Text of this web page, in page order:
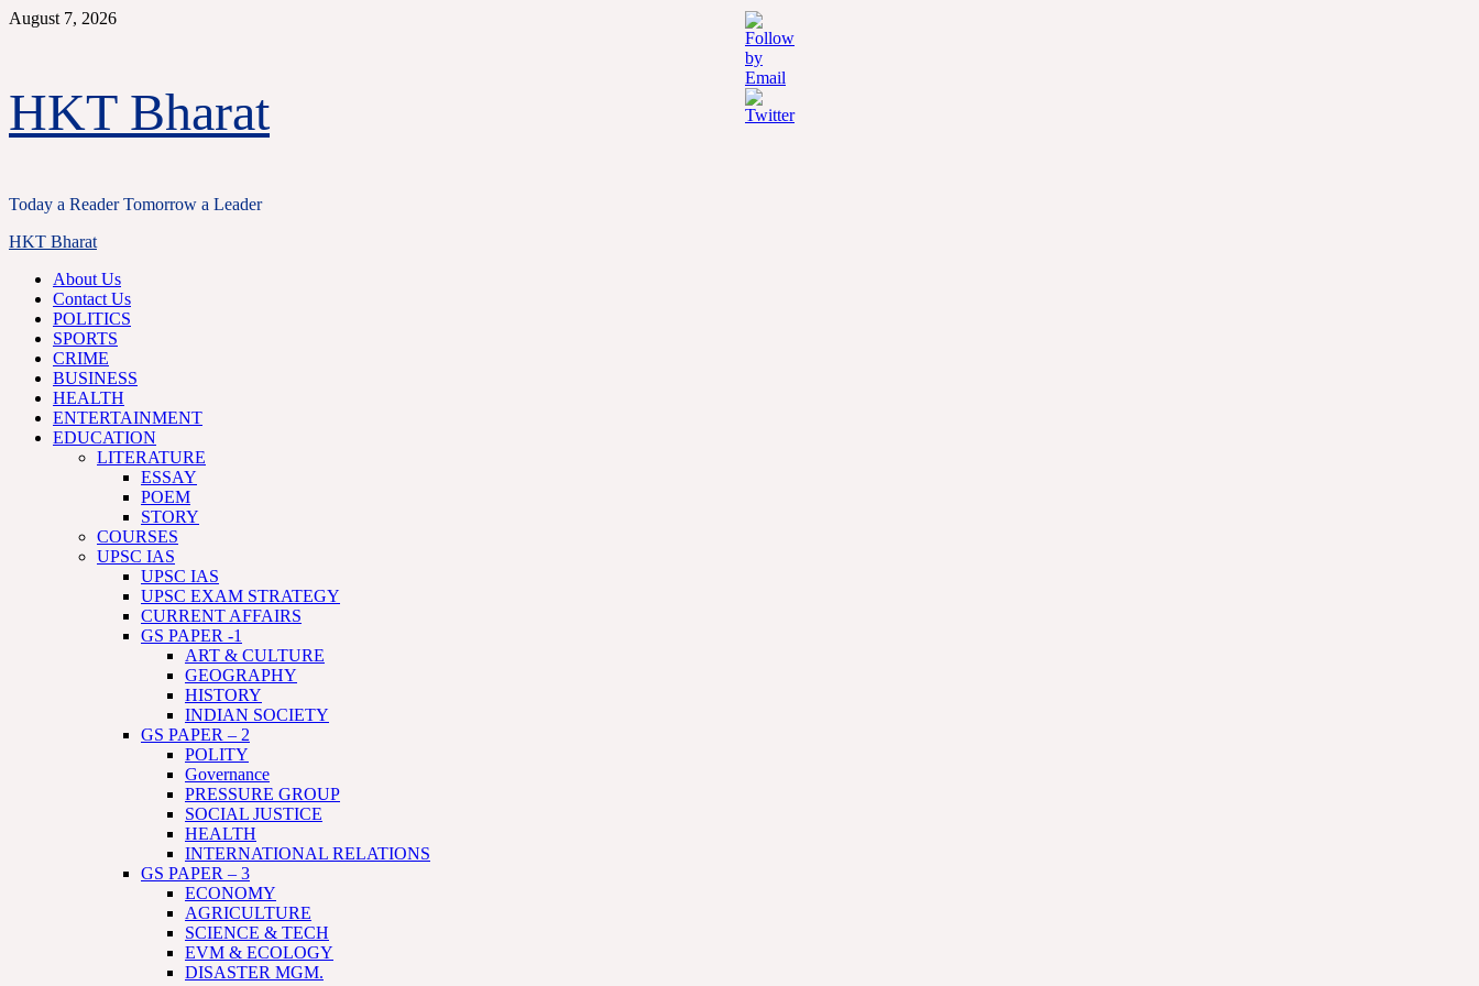
Skip
August 7, 2026
HKT Bharat
Today a Reader Tomorrow a Leader
Primary
HKT Bharat
About Us
Contact Us
POLITICS
SPORTS
CRIME
BUSINESS
HEALTH
ENTERTAINMENT
EDUCATION
LITERATURE
ESSAY
POEM
STORY
COURSES
UPSC IAS
UPSC IAS
UPSC EXAM STRATEGY
CURRENT AFFAIRS
GS PAPER -1
ART & CULTURE
GEOGRAPHY
HISTORY
INDIAN SOCIETY
GS PAPER – 2
POLITY
Governance
PRESSURE GROUP
SOCIAL JUSTICE
HEALTH
INTERNATIONAL RELATIONS
GS PAPER – 3
ECONOMY
AGRICULTURE
SCIENCE & TECH
EVM & ECOLOGY
DISASTER MGM.